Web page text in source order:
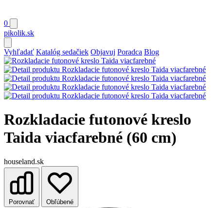
0
pikolik.sk
Vyhľadať Katalóg sedačiek Objavuj Poradca Blog
Rozkladacie futonové kreslo
Taida viacfarebné (60 cm)
houseland.sk
Porovnať Obľúbené